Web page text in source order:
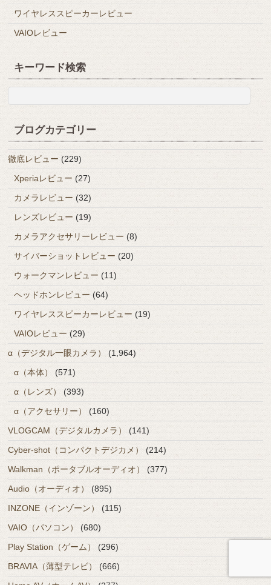
ワイヤレススピーカーレビュー
VAIOレビュー
キーワード検索
ブログカテゴリー
徹底レビュー (229)
Xperiaレビュー (27)
カメラレビュー (32)
レンズレビュー (19)
カメラアクセサリーレビュー (8)
サイバーショットレビュー (20)
ウォークマンレビュー (11)
ヘッドホンレビュー (64)
ワイヤレススピーカーレビュー (19)
VAIOレビュー (29)
α（デジタル一眼カメラ）
(1,964)
α（本体）
(571)
α（レンズ）
(393)
α（アクセサリー）
(160)
VLOGCAM（デジタルカメラ）
(141)
Cyber-shot（コンパクトデジカメ）
(214)
Walkman（ポータブルオーディオ）
(377)
Audio（オーディオ）
(895)
INZONE（インゾーン）
(115)
VAIO（パソコン）
(680)
Play Station（ゲーム）
(296)
BRAVIA（薄型テレビ）
(666)